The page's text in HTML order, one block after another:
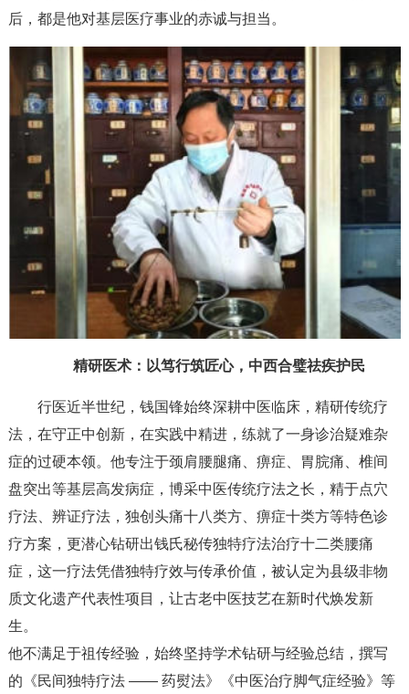
后，都是他对基层医疗事业的赤诚与担当。
精研医术：以笃行筑匠心，中西合璧祛疾护民
行医近半世纪，钱国锋始终深耕中医临床，精研传统疗
法，在守正中创新，在实践中精进，练就了一身诊治疑难杂
症的过硬本领。他专注于颈肩腰腿痛、痹症、胃脘痛、椎间
盘突出等基层高发病症，博采中医传统疗法之长，精于点穴
疗法、辨证疗法，独创头痛十八类方、痹症十类方等特色诊
疗方案，更潜心钻研出钱氏秘传独特疗法治疗十二类腰痛
症，这一疗法凭借独特疗效与传承价值，被认定为县级非物
质文化遗产代表性项目，让古老中医技艺在新时代焕发新
生。
他不满足于祖传经验，始终坚持学术钻研与经验总结，撰写
的《民间独特疗法 —— 药熨法》《中医治疗脚气症经验》等